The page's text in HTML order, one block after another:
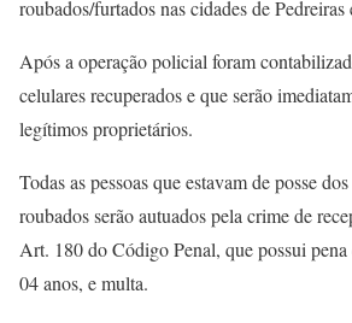
roubados/furtados nas cidades de
Após a operação policial foram
celulares recuperados e que serão
legítimos proprietários.
Todas as pessoas que estavam de posse
roubados serão autuados pela crime de
Art. 180 do Código Penal, que possui pena
04 anos, e multa.